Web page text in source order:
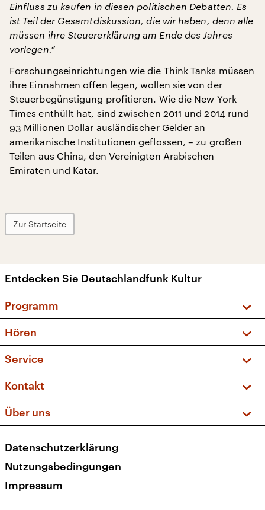
Einfluss zu kaufen in diesen politischen Debatten. Es
ist Teil der Gesamtdiskussion, die wir haben, denn alle
müssen ihre Steuererklärung am Ende des Jahres
vorlegen.“
Forschungseinrichtungen wie die Think Tanks müssen
ihre Einnahmen offen legen, wollen sie von der
Steuerbegünstigung profitieren. Wie die New York
Times enthüllt hat, sind zwischen 2011 und 2014 rund
93 Millionen Dollar ausländischer Gelder an
amerikanische Institutionen geflossen, – zu großen
Teilen aus China, den Vereinigten Arabischen
Emiraten und Katar.
Zur Startseite
Entdecken Sie Deutschlandfunk Kultur
Programm
Sendungen und Podcasts
Musikliste
Kakadu – Das Kinderprogramm
Hören
Frequenzen (UKW + DAB+)
Service
FAQ
Apps
Newsletter
Veranstaltungen
Kontakt
Social Media
Über uns
Presse
Karriere
Transparenz
Datenschutzerklärung
Nutzungsbedingungen
Impressum